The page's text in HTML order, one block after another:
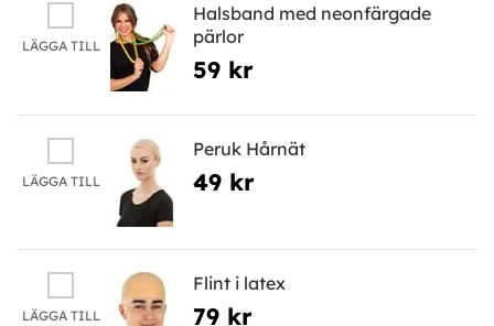
LÄGGA TILL
Halsband med neonfärgade
pärlor
59 kr
LÄGGA TILL
Peruk Hårnät
49 kr
LÄGGA TILL
Flint i latex
79 kr